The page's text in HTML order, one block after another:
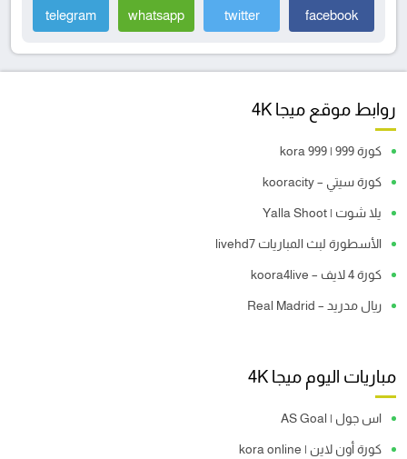
facebook
twitter
whatsapp
telegram
روابط موقع ميجا 4K
كورة 999 | kora 999
كورة سيتي – kooracity
يلا شوت | Yalla Shoot
الأسطورة لبث المباريات livehd7
كورة 4 لايف – koora4live
ريال مدريد – Real Madrid
مباريات اليوم ميجا 4K
اس جول | AS Goal
كورة أون لاين | kora online